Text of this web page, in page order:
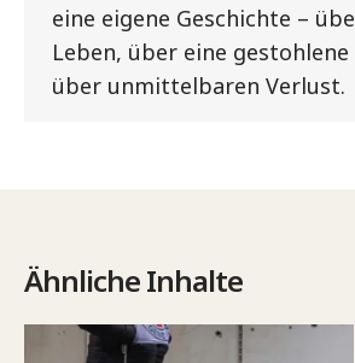
eine eigene Geschichte –
Leben, über eine
über unmittelbaren Verlust.
Ähnliche Inhalte